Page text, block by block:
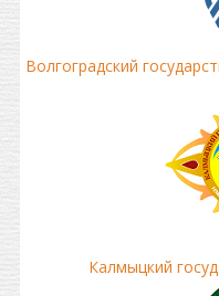
Волгоградский
Калмыцкий